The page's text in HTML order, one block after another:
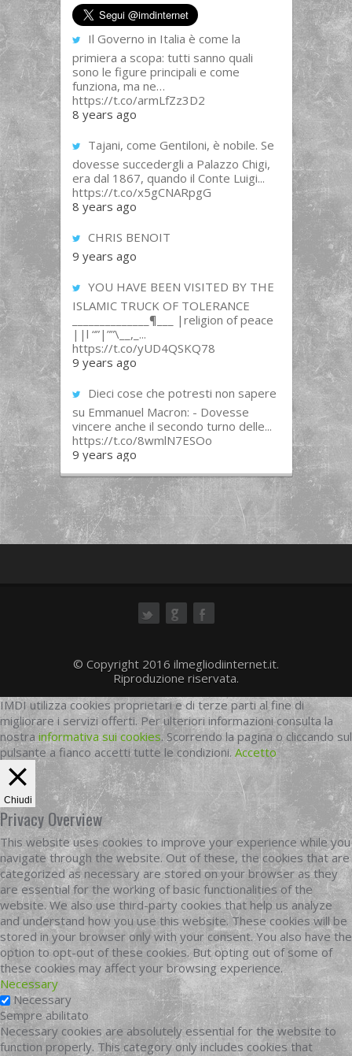
Il Governo in Italia è come la
primiera a scopa: tutti sanno quali
sono le figure principali e come
funziona, ma ne…
https://t.co/armLfZz3D2
8 years ago
Tajani, come Gentiloni, è nobile. Se
dovesse succedergli a Palazzo Chigi,
era dal 1867, quando il Conte Luigi...
https://t.co/x5gCNARpgG
8 years ago
CHRIS BENOIT
9 years ago
YOU HAVE BEEN VISITED BY THE
ISLAMIC TRUCK OF TOLERANCE
______________¶___ |religion of peace
||l “”|””\__,_...
https://t.co/yUD4QSKQ78
9 years ago
Dieci cose che potresti non sapere
su Emmanuel Macron: - Dovesse
vincere anche il secondo turno delle...
https://t.co/8wmlN7ESOo
9 years ago
© Copyright 2016 ilmegliodiinternet.it.
Riproduzione riservata.
IMDI utilizza cookies proprietari e di terze parti al fine di
migliorare i servizi offerti. Per ulteriori informazioni consulta la
nostra informativa sui cookies. Scorrendo la pagina o cliccando sul
pulsante a fianco accetti tutte le condizioni. Accetto
Chiudi
Privacy Overview
This website uses cookies to improve your experience while you
navigate through the website. Out of these, the cookies that are
categorized as necessary are stored on your browser as they
are essential for the working of basic functionalities of the
website. We also use third-party cookies that help us analyze
and understand how you use this website. These cookies will be
stored in your browser only with your consent. You also have the
option to opt-out of these cookies. But opting out of some of
these cookies may affect your browsing experience.
Necessary
Necessary
Sempre abilitato
Necessary cookies are absolutely essential for the website to
function properly. This category only includes cookies that